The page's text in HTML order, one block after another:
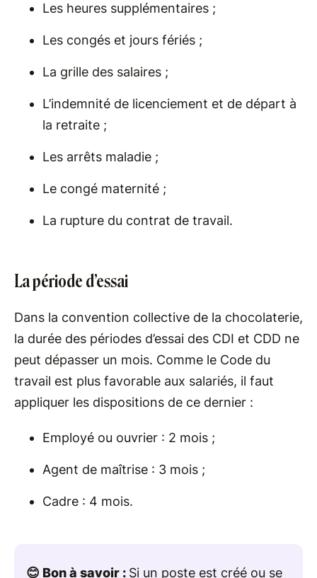
Les heures supplémentaires ;
Les congés et jours fériés ;
La grille des salaires ;
L’indemnité de licenciement et de départ à
la retraite ;
Les arrêts maladie ;
Le congé maternité ;
La rupture du contrat de travail.
La période d’essai
Dans la convention collective de la chocolaterie,
la durée des périodes d’essai des CDI et CDD ne
peut dépasser un mois. Comme le Code du
travail est plus favorable aux salariés, il faut
appliquer les dispositions de ce dernier :
Employé ou ouvrier : 2 mois ;
Agent de maîtrise : 3 mois ;
Cadre : 4 mois.
😊 Bon à savoir : Si un poste est créé ou se